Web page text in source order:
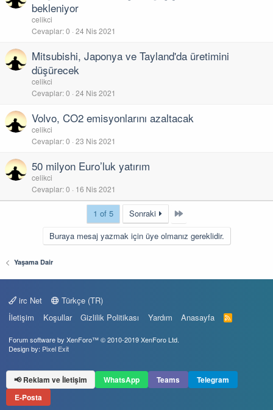
bekleniyor
celikci
Cevaplar 0 24 Nis 2021
Mitsubishi, Japonya ve Tayland'da üretimini
düşürecek
celikci
Cevaplar 0 24 Nis 2021
Volvo, CO2 emisyonlarını azaltacak
celikci
Cevaplar 0 23 Nis 2021
50 milyon Euro’luk yatırım
celikci
Cevaplar 0 16 Nis 2021
1 of 5 Sonraki
Last
Buraya mesaj yazmak için üye olmanız gereklidir.
Yaşama Dair
irc Net
Türkçe (TR)
İletişim
Koşullar Gizlilik Politikası Yardım Anasayfa
R
S
Forum software by XenForo™© 2010-2019 XenForo Ltd.
Design by: Pixel Exit
📢 Reklam ve İletişim WhatsApp Teams
Telegram
E-Posta